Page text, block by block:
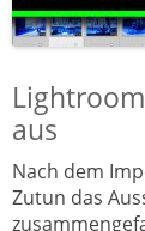
aus
Nach dem
Zutun das